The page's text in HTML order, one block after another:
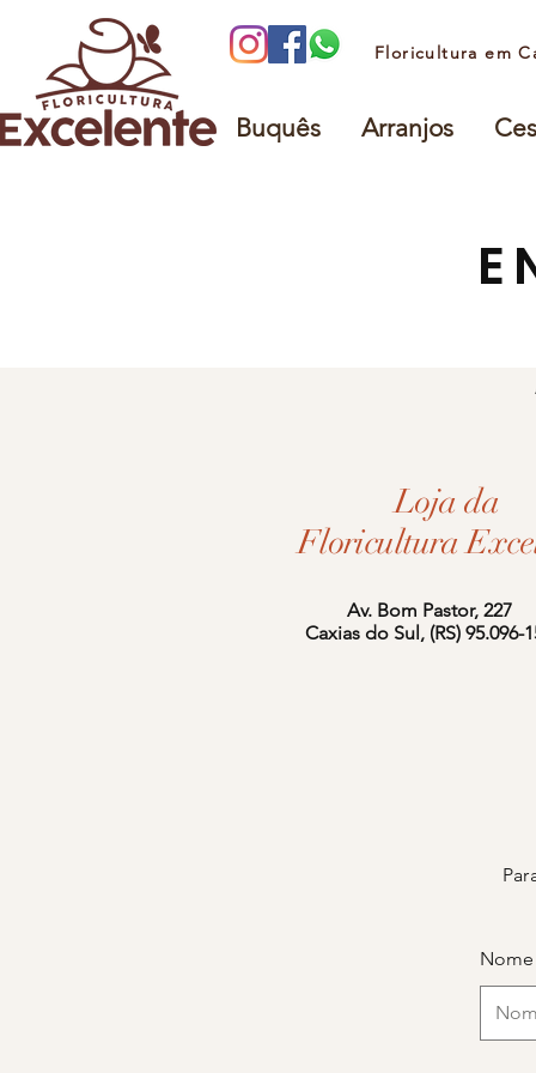
Floricultura em
Buquês Arranjos
Loja da
Floricultura
Av. Bom Pastor, 227
Caxias do Sul, (RS) 95.096-
Nome